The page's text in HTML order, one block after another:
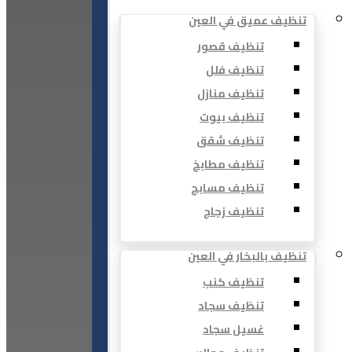
تنظيف عميق في العين
تنظيف قصور
تنظيف فلل
تنظيف منازل
تنظيف بيوت
تنظيف شقق
تنظيف مطابخ
تنظيف مسابح
تنظيف زجاج
تنظيف بالبخار في العين
تنظيف كنب
تنظيف سجاد
غسيل سجاد